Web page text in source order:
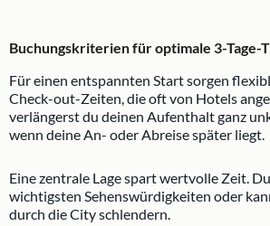
Buchungskriterien für optimale 3-Tage-
Für einen entspannten Start sorgen
Check-out-Zeiten, die oft von Hotels
verlängerst du deinen Aufenthalt ganz
wenn deine An- oder Abreise später liegt.
Eine zentrale Lage spart wertvolle Zeit.
wichtigsten Sehenswürdigkeiten oder
durch die City schlendern.